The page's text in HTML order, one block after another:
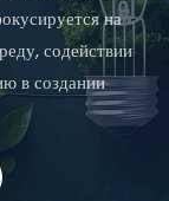
на
содействии
в создании